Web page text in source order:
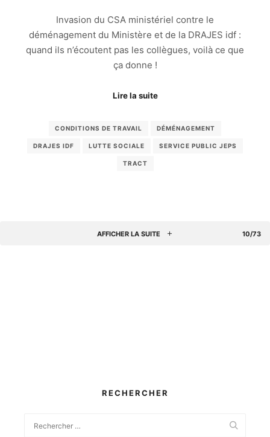
Invasion du CSA ministériel contre le
déménagement du Ministère et de la DRAJES idf :
quand ils n’écoutent pas les collègues, voilà ce que
ça donne !
Lire la suite
CONDITIONS DE TRAVAIL DÉMÉNAGEMENT
DRAJES IDF LUTTE SOCIALE SERVICE PUBLIC JEPS
TRACT
AFFICHER LA SUITE 10/73
RECHERCHER